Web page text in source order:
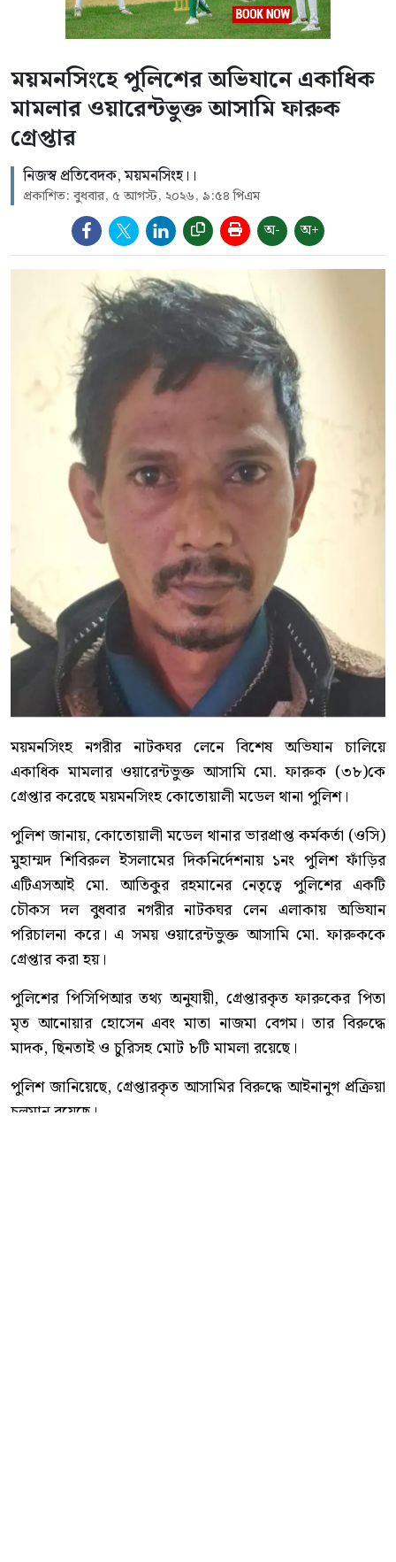
ময়মনসিংহে পুলিশের অভিযানে একাধিক
মামলার ওয়ারেন্টভুক্ত আসামি ফারুক
গ্রেপ্তার
নিজস্ব প্রতিবেদক, ময়মনসিংহ।।
প্রকাশিত: বুধবার, ৫ আগস্ট, ২০২৬, ৯:৫৪ পিএম
অ- অ+
ময়মনসিংহ নগরীর নাটকঘর লেনে বিশেষ অভিযান চালিয়ে
একাধিক মামলার ওয়ারেন্টভুক্ত আসামি মো. ফারুক (৩৮)কে
গ্রেপ্তার করেছে ময়মনসিংহ কোতোয়ালী মডেল থানা পুলিশ।
পুলিশ জানায়, কোতোয়ালী মডেল থানার ভারপ্রাপ্ত কর্মকর্তা (ওসি)
মুহাম্মদ শিবিরুল ইসলামের দিকনির্দেশনায় ১নং পুলিশ ফাঁড়ির
এটিএসআই মো. আতিকুর রহমানের নেতৃত্বে পুলিশের একটি
চৌকস দল বুধবার নগরীর নাটকঘর লেন এলাকায় অভিযান
পরিচালনা করে। এ সময় ওয়ারেন্টভুক্ত আসামি মো. ফারুককে
গ্রেপ্তার করা হয়।
পুলিশের পিসিপিআর তথ্য অনুযায়ী, গ্রেপ্তারকৃত ফারুকের পিতা
মৃত আনোয়ার হোসেন এবং মাতা নাজমা বেগম। তার বিরুদ্ধে
মাদক, ছিনতাই ও চুরিসহ মোট ৮টি মামলা রয়েছে।
পুলিশ জানিয়েছে, গ্রেপ্তারকৃত আসামির বিরুদ্ধে আইনানুগ প্রক্রিয়া
চলমান রয়েছে।